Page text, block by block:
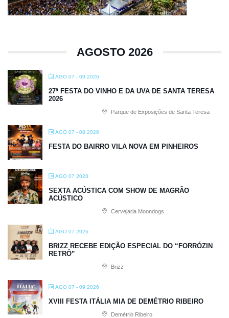
AGOSTO 2026
AGO 07 - 09 2026
27ª FESTA DO VINHO E DA UVA DE SANTA TERESA
2026
Parque de Exposições de Santa Teresa
AGO 07 - 08 2026
FESTA DO BAIRRO VILA NOVA EM PINHEIROS
AGO 07 2026
SEXTA ACÚSTICA COM SHOW DE MAGRÃO
ACÚSTICO
Cervejaria Moondogs
AGO 07 2026
BRIZZ RECEBE EDIÇÃO ESPECIAL DO “FORRÓZIN
RETRÔ”
Brizz
AGO 07 - 09 2026
XVIII FESTA ITÁLIA MIA DE DEMÉTRIO RIBEIRO
Demétrio Ribeiro